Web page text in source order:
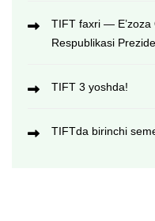
TIFT faxri — E’zoza
Respublikasi
TIFT 3 yoshda!
TIFTda birinchi